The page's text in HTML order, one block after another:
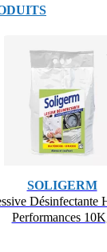
SOLIGERM
Désinfectante
Performances